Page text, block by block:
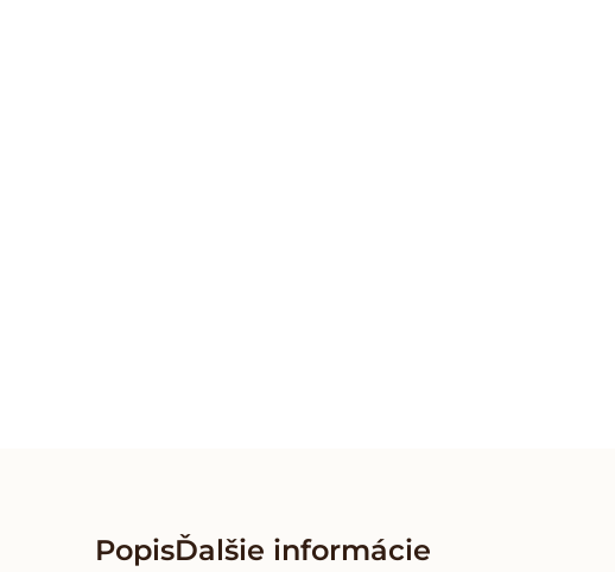
PopisĎalšie informácie